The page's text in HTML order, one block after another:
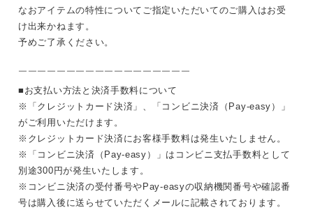
なおアイテムの特性についてご指定いただいてのご購入はお受
け出来かねます。
予めご了承ください。
￣￣￣￣￣￣￣￣￣￣￣￣￣￣￣￣￣￣
■お支払い方法と決済手数料について
※「クレジットカード決済」、「コンビニ決済（Pay-easy）」
がご利用いただけます。
※クレジットカード決済にお客様手数料は発生いたしません。
※「コンビニ決済（Pay-easy）」はコンビニ支払手数料として
別途300円が発生いたします。
※コンビニ決済の受付番号やPay-easyの収納機関番号や確認番
号は購入後に送らせていただくメールに記載されております。